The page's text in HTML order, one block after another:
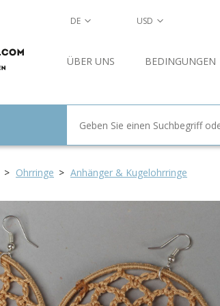
Ohrringe Anhänger & Kugelohrringe
DE USD
ÜBER UNS BEDINGUNGEN